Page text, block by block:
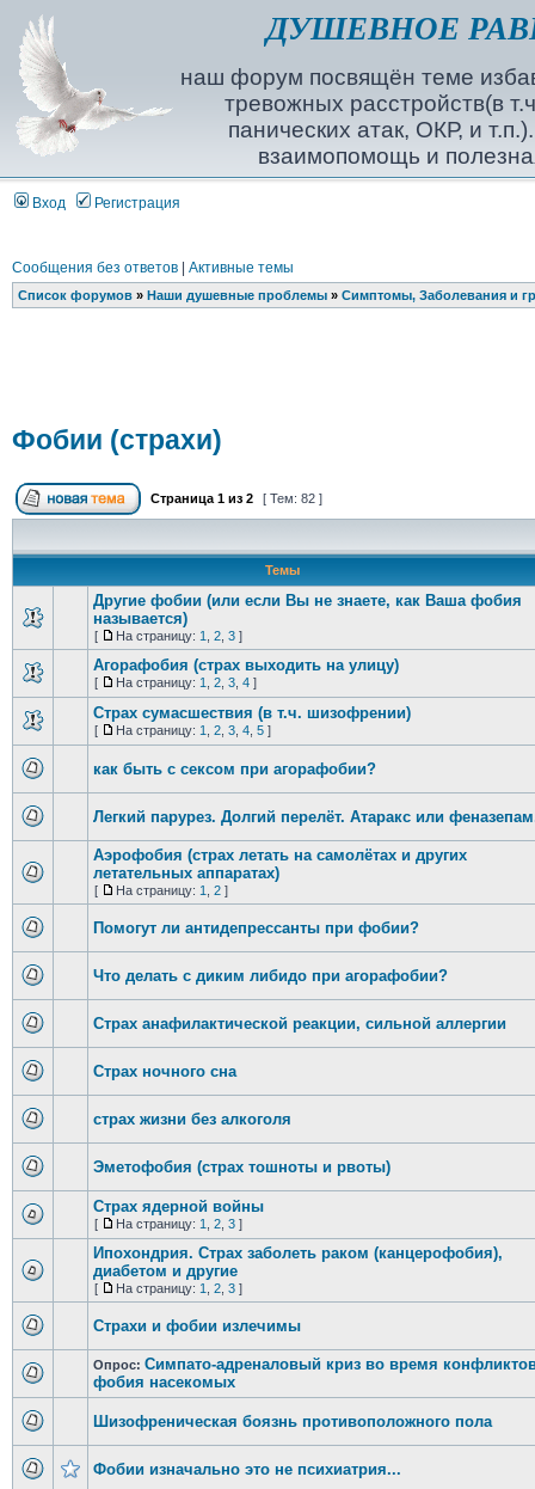
ДУШЕВНОЕ
наш форум посвящён теме
тревожных расстройств(в
панических атак, ОКР, и
взаимопомощь и
Вход Регистрация
Сообщения без ответов| Активные темы
Список форумов» Наши душевные проблемы» Симптомы, Заболевания и
Фобии (страхи)
Страница 1из 2 [ Тем: 82 ]
Темы
Другие фобии (или если Вы не знаете, как Ваша фобия
называется)
[ На страницу: 1 2, 3]
Агорафобия (страх выходить на улицу)
[ На страницу: 1 2, 3, 4]
Страх сумасшествия (в т.ч. шизофрении)
[ На страницу: 1 2, 3, 4, 5]
как быть с сексом при агорафобии?
Легкий парурез. Долгий перелёт. Атаракс или
Аэрофобия (страх летать на самолётах и других
летательных аппаратах)
[ На страницу: 1 2]
Помогут ли антидепрессанты при фобии?
Что делать с диким либидо при агорафобии?
Страх анафилактической реакции, сильной аллергии
Страх ночного сна
страх жизни без алкоголя
Эметофобия (страх тошноты и рвоты)
Страх ядерной войны
[ На страницу: 1 2, 3]
Ипохондрия. Страх заболеть раком (канцерофобия),
диабетом и другие
[ На страницу: 1 2, 3]
Страхи и фобии излечимы
Опрос: Симпато-адреналовый криз во время
фобия насекомых
Шизофреническая боязнь противоположного пола
Фобии изначально это не психиатрия...